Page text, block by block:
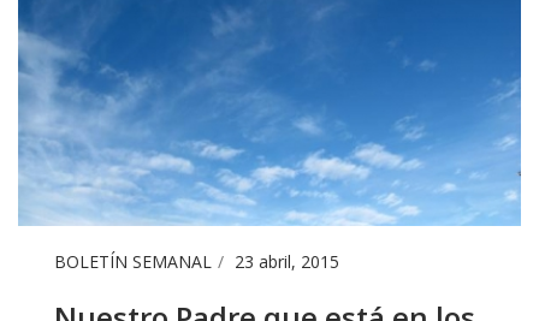
BOLETÍN SEMANAL 23 abril, 2015